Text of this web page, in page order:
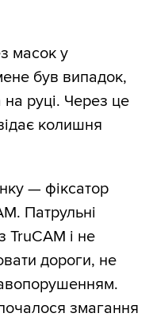
масок у
був випадок,
руці. Через це
колишня
— фіксатор
Патрульні
TruCAM і не
дороги, не
змагання